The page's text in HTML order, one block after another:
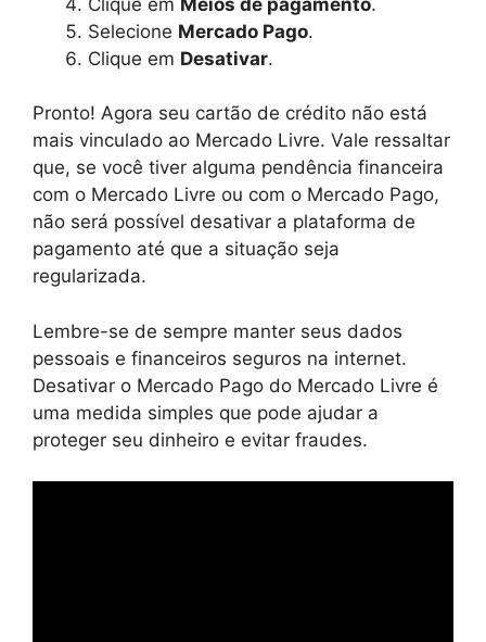
Selecione Mercado Pago.
Clique em Desativar.
Pronto! Agora seu cartão de crédito não está
mais vinculado ao Mercado Livre. Vale ressaltar
que, se você tiver alguma pendência financeira
com o Mercado Livre ou com o Mercado Pago,
não será possível desativar a plataforma de
pagamento até que a situação seja
regularizada.
Lembre-se de sempre manter seus dados
pessoais e financeiros seguros na internet.
Desativar o Mercado Pago do Mercado Livre é
uma medida simples que pode ajudar a
proteger seu dinheiro e evitar fraudes.